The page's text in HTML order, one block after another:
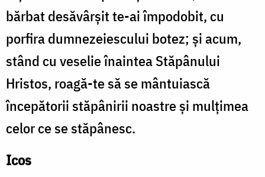
bărbat desăvârșit te-ai împodobit, cu
porfira dumnezeiescului botez; și acum,
stând cu veselie înaintea Stăpânului
Hristos, roagă-te să se mântuiască
începătorii stăpânirii noastre și mulțimea
celor ce se stăpânesc.
Icos